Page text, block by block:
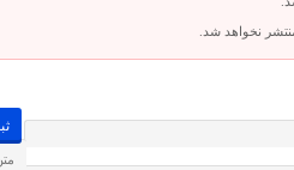
نخواهد شد.